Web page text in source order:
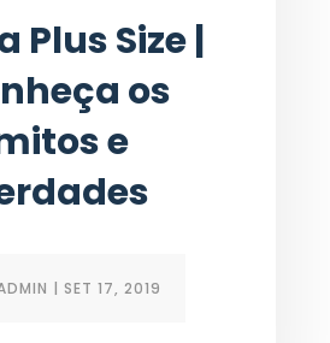
Plus Size |
os
e
| SET 17, 2019